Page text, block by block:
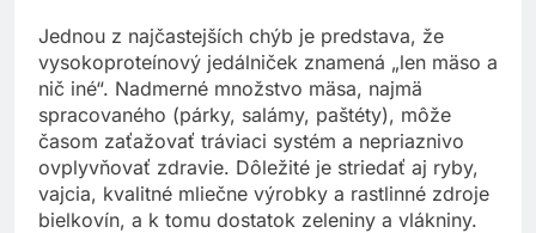
Jednou z najčastejších chýb je predstava, že
vysokoproteínový jedálniček znamená „len mäso a
nič iné“. Nadmerné množstvo mäsa, najmä
spracovaného (párky, salámy, paštéty), môže
časom zaťažovať tráviaci systém a nepriaznivo
ovplyvňovať zdravie. Dôležité je striedať aj ryby,
vajcia, kvalitné mliečne výrobky a rastlinné zdroje
bielkovín, a k tomu dostatok zeleniny a vlákniny.